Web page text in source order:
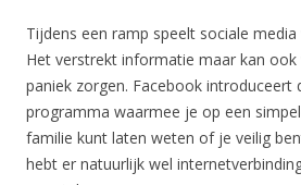
Tijdens een ramp speelt sociale
Het verstrekt informatie maar kan
paniek zorgen. Facebook introduceert
programma waarmee je op een
familie kunt laten weten of je veilig
hebt er natuurlijk wel